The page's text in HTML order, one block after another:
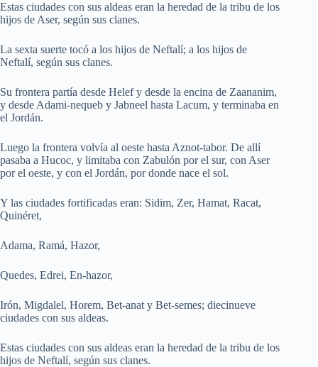
Estas ciudades con sus aldeas eran la heredad de la tribu de los
hijos de Aser, según sus clanes.
La sexta suerte tocó a los hijos de Neftalí; a los hijos de
Neftalí, según sus clanes.
Su frontera partía desde Helef y desde la encina de Zaananim,
y desde Adami-nequeb y Jabneel hasta Lacum, y terminaba en
el Jordán.
Luego la frontera volvía al oeste hasta Aznot-tabor. De allí
pasaba a Hucoc, y limitaba con Zabulón por el sur, con Aser
por el oeste, y con el Jordán, por donde nace el sol.
Y las ciudades fortificadas eran: Sidim, Zer, Hamat, Racat,
Quinéret,
Adama, Ramá, Hazor,
Quedes, Edrei, En-hazor,
Irón, Migdalel, Horem, Bet-anat y Bet-semes; diecinueve
ciudades con sus aldeas.
Estas ciudades con sus aldeas eran la heredad de la tribu de los
hijos de Neftalí, según sus clanes.